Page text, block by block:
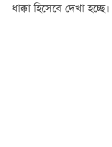
ধাক্কা হিসেবে দেখা হচ্ছে।